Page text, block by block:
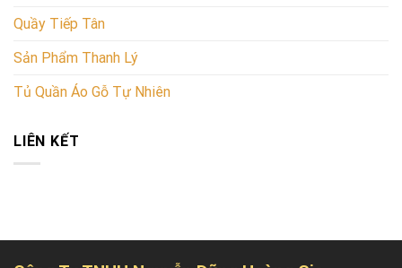
Quầy Tiếp Tân
Sản Phẩm Thanh Lý
Tủ Quần Áo Gỗ Tự Nhiên
LIÊN KẾT